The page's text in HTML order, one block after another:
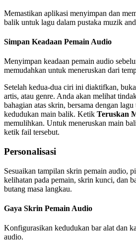
Memastikan aplikasi menyimpan dan
balik untuk lagu dalam pustaka muzik
Simpan Keadaan Pemain Audio
Menyimpan keadaan pemain audio
memudahkan untuk meneruskan dari
Setelah kedua-dua ciri ini diaktifkan,
artis, atau genre. Anda akan melihat
bahagian atas skrin, bersama dengan
kedudukan main balik. Ketik Teruskan
memulihkan. Untuk meneruskan main
ketik fail tersebut.
Personalisasi
Sesuaikan tampilan skrin pemain audio,
kelihatan pada pemain, skrin kunci, dan
butang masa langkau.
Gaya Skrin Pemain Audio
Konfigurasikan kedudukan bar alat dan
audio.